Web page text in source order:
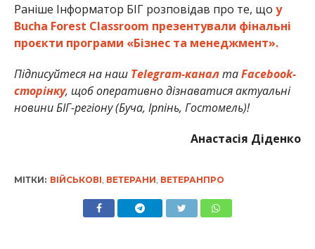
Раніше Інформатор БІГ розповідав про те, що у
Bucha Forest Classroom презентували фінальні
проєкти програми «Бізнес та менеджмент».
Підписуйтеся на наш Telegram-каналтаFacebook-
сторінку, щоб оперативно дізнаватися актуальні
новини БІГ-регіону (Буча, Ірпінь, Гостомель)!
Анастасія Діденко
МІТКИ: ВІЙСЬКОВІ ВЕТЕРАНИ ВЕТЕРАНПРО